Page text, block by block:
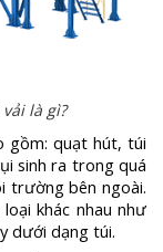
là gì?
gồm: quạt hút, túi
sinh ra trong quá
trường bên ngoài.
khác nhau như
dưới dạng túi.